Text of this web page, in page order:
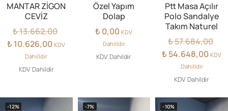
MANTAR ZİGON
CEVİZ
₺13.662,00
fiyat:
₺10.626,00Şu
₺ 10.626,00.
KDV
Dahilldir
KDV Dahildir
Özel Yapım
Dolap
₺0,00 KDV
Dahilldir
KDV Dahildir
Ptt Masa Açılır
Polo Sandalye
Takım Naturel
₺57.684,00
₺54.648,00Şu
KDV
Dahilldir
KDV Dahildir
-12% -7% -10%